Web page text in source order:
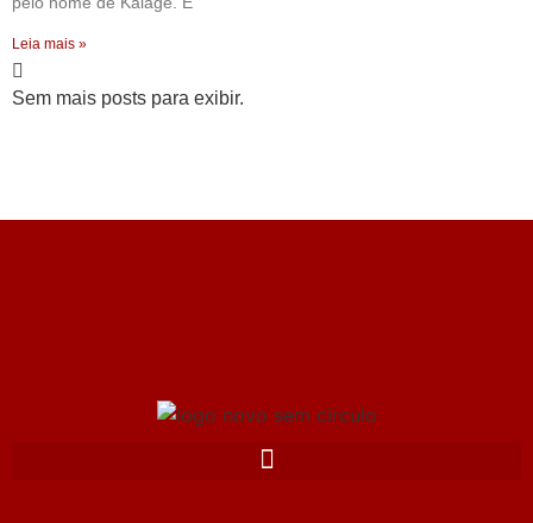
Leia mais »
Sem mais posts para exibir.